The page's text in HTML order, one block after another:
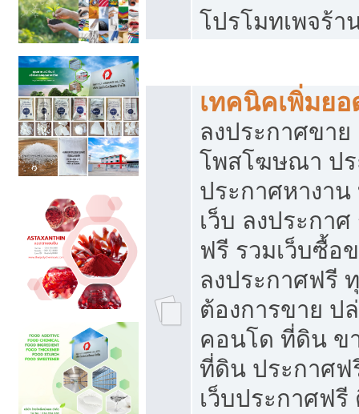
โปรโมทเพจร้า
เทคนิคเพิ่มย
ลงประกาศขา
โพสโฆษณา ป
ประกาศหางา
เว็บ ลงประกา
ฟรี รวมเว็บซื้อ
ลงประกาศฟรี
ต้องการขาย ป
คอนโด ที่ดิน ข
ที่ดิน ประกาศฟ
เว็บประกาศฟ